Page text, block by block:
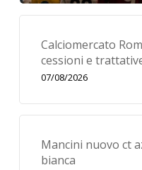
Calciomercato
cessioni e
07/08/2026
Mancini nuovo ct
bianca